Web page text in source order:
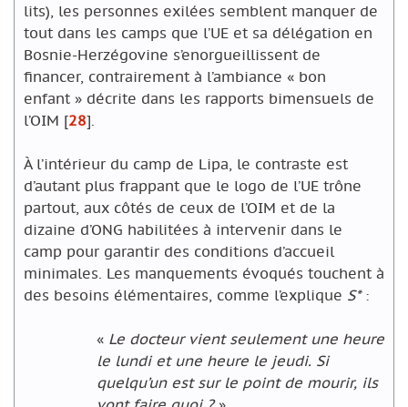
lits), les personnes exilées semblent manquer de
tout dans les camps que l’UE et sa délégation en
Bosnie-Herzégovine s’enorgueillissent de
financer, contrairement à l’ambiance « bon
enfant » décrite dans les rapports bimensuels de
l’OIM [28].
À l’intérieur du camp de Lipa, le contraste est
d’autant plus frappant que le logo de l’UE trône
partout, aux côtés de ceux de l’OIM et de la
dizaine d’ONG habilitées à intervenir dans le
camp pour garantir des conditions d’accueil
minimales. Les manquements évoqués touchent à
des besoins élémentaires, comme l’explique S*:
« Le docteur vient seulement une heure
le lundi et une heure le jeudi. Si
quelqu’un est sur le point de mourir, ils